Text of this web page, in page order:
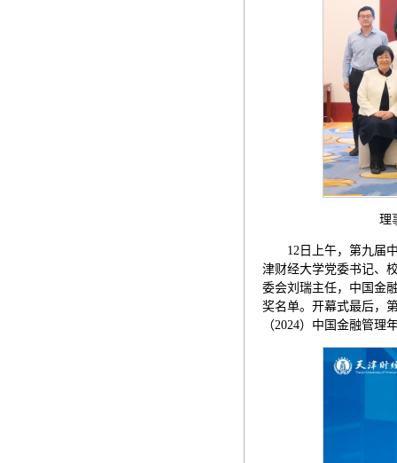
理事会
12日上午，第九届
津财经大学党委书记、
委会刘瑞主任，中国金
奖名单。开幕式最后，
（2024）中国金融管理